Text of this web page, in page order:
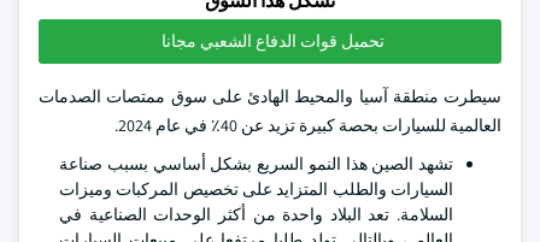
تحميل قوات الدفاع الشعبي مجانا
سيطرت منطقة آسيا والمحيط الهادئ على سوق ممتصات الصدمات
العالمية للسيارات بحصة كبيرة تزيد عن 40٪ في عام 2024.
تشهد الصين هذا النمو السريع بشكل أساسي بسبب صناعة
السيارات والطلب المتزايد على تخصيص المركبات وميزات
السلامة. تعد البلاد واحدة من أكثر الوحدات الصناعية في